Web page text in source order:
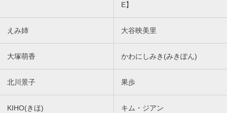
E】
えみ姉 大谷映美里
大塚萌香 かわにしみき(みきぽん)
北川景子 果歩
KIHO(きほ) キム・ジアン